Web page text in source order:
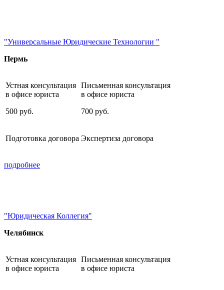
"Универсальные Юридические Технологии "
Пермь
Устная консультация
в офисе юриста
500 руб.
Письменная консультация
в офисе юриста
700 руб.
Подготовка договора Экспертиза договора
подробнее
"Юридическая Коллегия"
Челябинск
Устная консультация
в офисе юриста
Письменная консультация
в офисе юриста